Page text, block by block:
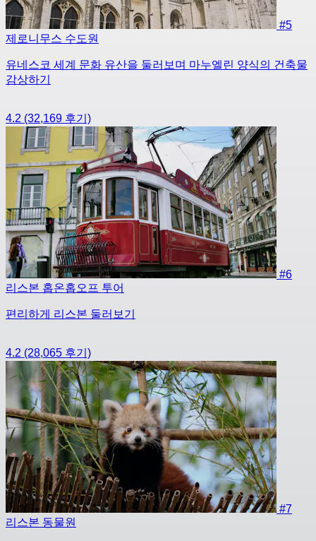
#5
제로니무스 수도원
유네스코 세계 문화 유산을 둘러보며 마누엘린 양식의 건축물
감상하기
4.2 (32,169 후기)
#6
리스본 홉온홉오프 투어
편리하게 리스본 둘러보기
4.2 (28,065 후기)
#7
리스본 동물원